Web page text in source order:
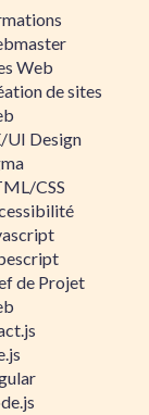
Web
de sites
UI Design
CSS
de Projet